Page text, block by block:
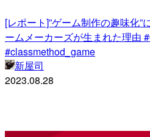
[レポート]”ゲーム制作の趣味化
ームメーカーズが生まれた理由
#classmethod_game
新屋司
2023.08.28